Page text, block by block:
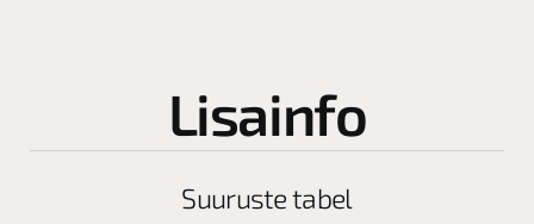
Lisainfo
Suuruste tabel